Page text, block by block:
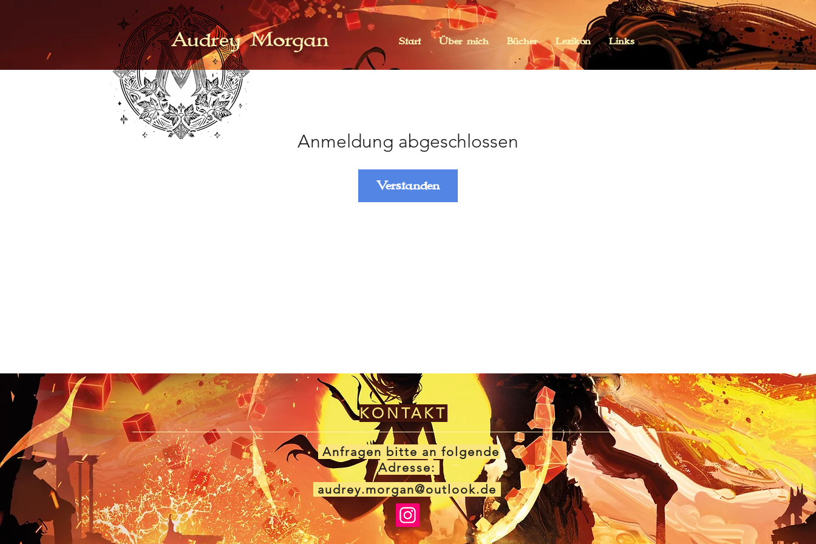
Start Über mich Bücher Lexikon Links
Audrey Morgan
Anmeldung abgeschlossen
Verstanden
KONTAKT
Anfragen bitte an folgende
Adresse:
audrey.morgan@outlook.de